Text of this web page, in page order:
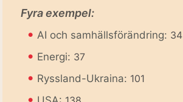
Fyra exempel:
• AI och samhällsförändring: 34
• Energi: 37
• Ryssland-Ukraina: 101